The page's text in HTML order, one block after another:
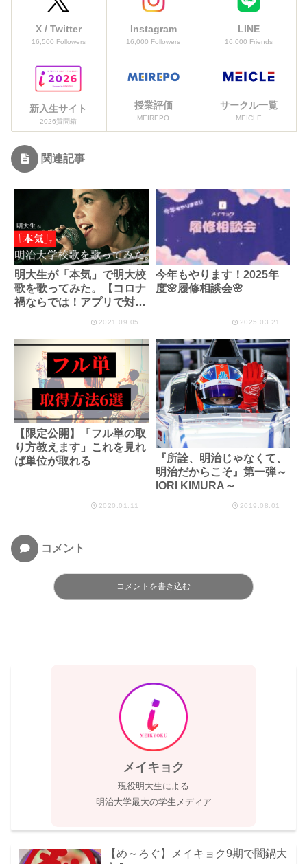
X / Twitter
16,500 Followers
Instagram
16,000 Followers
LINE
16,000 Friends
新入生サイト
2026質問箱
授業評価
MEIREPO
サークル一覧
MEICLE
関連記事
明大生が「本気」で明大校
歌を歌ってみた。【コロナ
禍ならでは！アプリで対
2021.09.05
今年もやります！2025年
度🌸履修相談会🌸
2025.03.21
【限定公開】「フル単の取
り方教えます」これを見れ
ば単位が取れる
2020.01.11
『所詮、明治じゃなくて、
明治だからこそ』第一弾～
IORI KIMURA～
2019.08.01
コメント
コメントを書き込む
メイキョク
現役明大生による
明治大学最大の学生メディア
【め～ろぐ】メイキョク9期で闇鍋大